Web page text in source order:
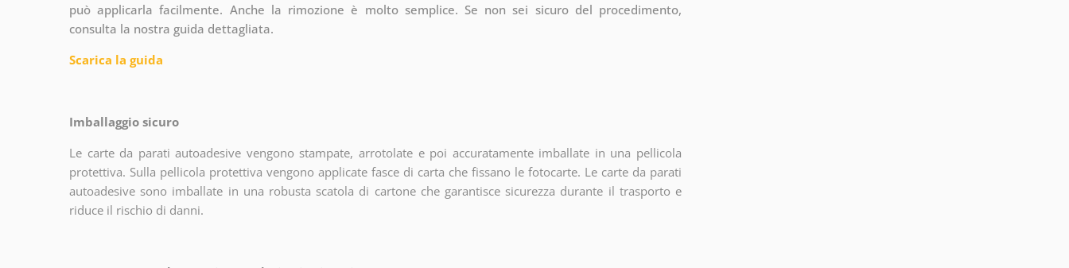
può applicarla facilmente. Anche la rimozione è molto semplice. Se non sei sicuro del procedimento,
consulta la nostra guida dettagliata.
Scarica la guida
Imballaggio sicuro
Le carte da parati autoadesive vengono stampate, arrotolate e poi accuratamente imballate in una pellicola
protettiva. Sulla pellicola protettiva vengono applicate fasce di carta che fissano le fotocarte. Le carte da parati
autoadesive sono imballate in una robusta scatola di cartone che garantisce sicurezza durante il trasporto e
riduce il rischio di danni.